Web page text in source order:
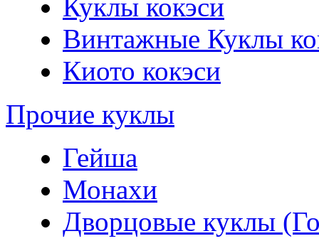
Куклы кокэси
Винтажные Куклы
Киото кокэси
Прочие куклы
Гейша
Монахи
Дворцовые куклы